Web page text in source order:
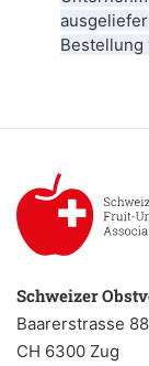
Schweizer
Baarerstrasse 88
CH 6300 Zug